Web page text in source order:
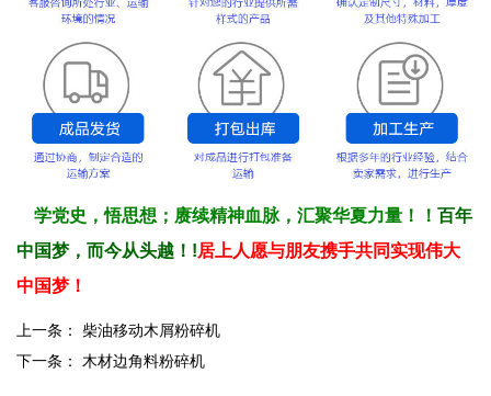
学党史，悟思想；赓续精神血脉，汇聚华夏力量！！ 百年
中国梦，而今从头越！!居上人愿与朋友携手共同实现伟大
中国梦！
上一条： 柴油移动木屑粉碎机
下一条： 木材边角料粉碎机